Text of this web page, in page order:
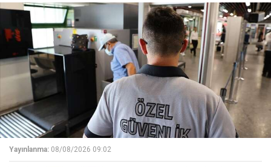
Yayınlanma: 08/08/2026 09:02